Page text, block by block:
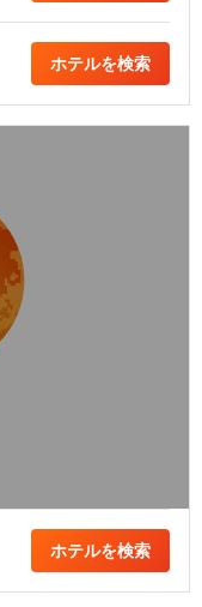
ホテルを検索
ホテルを検索